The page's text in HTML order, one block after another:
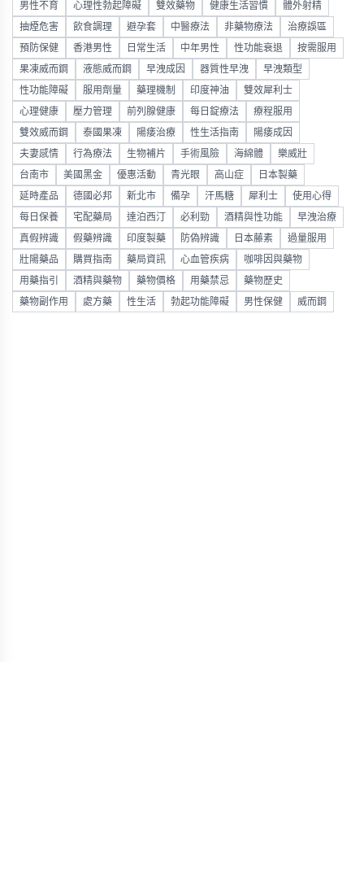
男性不育 心理性勃起障礙 雙效藥物 健康生活習慣 體外射精
抽煙危害 飲食調理 避孕套 中醫療法 非藥物療法 治療誤區
預防保健 香港男性 日常生活 中年男性 性功能衰退 按需服用
果凍威而鋼 液態威而鋼 早洩成因 器質性早洩 早洩類型
性功能障礙 服用劑量 藥理機制 印度神油 雙效犀利士
心理健康 壓力管理 前列腺健康 每日錠療法 療程服用
雙效威而鋼 泰國果凍 陽痿治療 性生活指南 陽痿成因
夫妻感情 行為療法 生物補片 手術風險 海綿體 樂威壯
台南市 美國黑金 優惠活動 青光眼 高山症 日本製藥
延時產品 德國必邦 新北市 備孕 汗馬糖 犀利士 使用心得
每日保養 宅配藥局 達泊西汀 必利勁 酒精與性功能 早洩治療
真假辨識 假藥辨識 印度製藥 防偽辨識 日本藤素 過量服用
壯陽藥品 購買指南 藥局資訊 心血管疾病 咖啡因與藥物
用藥指引 酒精與藥物 藥物價格 用藥禁忌 藥物歷史
藥物副作用 處方藥 性生活 勃起功能障礙 男性保健 威而鋼